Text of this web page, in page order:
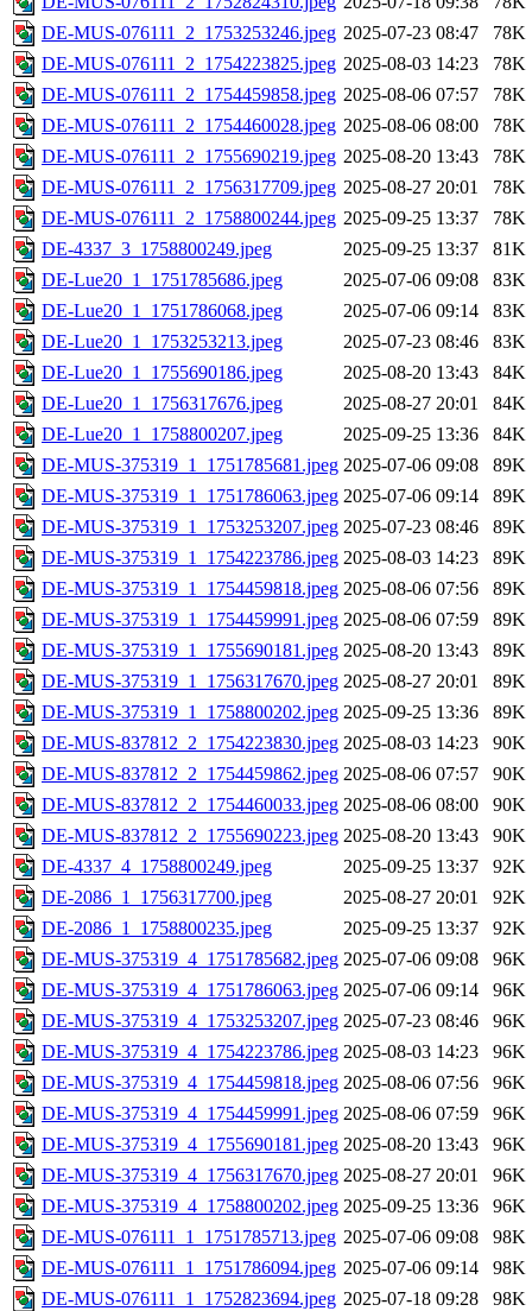
DE-MUS-076111_2_1753253246.jpeg 2025-07-23 08:47
78K
DE-MUS-076111_2_1754223825.jpeg 2025-08-03 14:23
78K
DE-MUS-076111_2_1754459858.jpeg 2025-08-06 07:57
78K
DE-MUS-076111_2_1754460028.jpeg 2025-08-06 08:00
78K
DE-MUS-076111_2_1755690219.jpeg 2025-08-20 13:43
78K
DE-MUS-076111_2_1756317709.jpeg 2025-08-27 20:01
78K
DE-MUS-076111_2_1758800244.jpeg 2025-09-25 13:37
78K
DE-4337_3_1758800249.jpeg
2025-09-25 13:37
81K
DE-Lue20_1_1751785686.jpeg
2025-07-06 09:08
83K
DE-Lue20_1_1751786068.jpeg
2025-07-06 09:14
83K
DE-Lue20_1_1753253213.jpeg
2025-07-23 08:46
83K
DE-Lue20_1_1755690186.jpeg
2025-08-20 13:43
84K
DE-Lue20_1_1756317676.jpeg
2025-08-27 20:01
84K
DE-Lue20_1_1758800207.jpeg
2025-09-25 13:36
84K
DE-MUS-375319_1_1751785681.jpeg 2025-07-06 09:08
89K
DE-MUS-375319_1_1751786063.jpeg 2025-07-06 09:14
89K
DE-MUS-375319_1_1753253207.jpeg 2025-07-23 08:46
89K
DE-MUS-375319_1_1754223786.jpeg 2025-08-03 14:23
89K
DE-MUS-375319_1_1754459818.jpeg 2025-08-06 07:56
89K
DE-MUS-375319_1_1754459991.jpeg 2025-08-06 07:59
89K
DE-MUS-375319_1_1755690181.jpeg 2025-08-20 13:43
89K
DE-MUS-375319_1_1756317670.jpeg 2025-08-27 20:01
89K
DE-MUS-375319_1_1758800202.jpeg 2025-09-25 13:36
89K
DE-MUS-837812_2_1754223830.jpeg 2025-08-03 14:23
90K
DE-MUS-837812_2_1754459862.jpeg 2025-08-06 07:57
90K
DE-MUS-837812_2_1754460033.jpeg 2025-08-06 08:00
90K
DE-MUS-837812_2_1755690223.jpeg 2025-08-20 13:43
90K
DE-4337_4_1758800249.jpeg
2025-09-25 13:37
92K
DE-2086_1_1756317700.jpeg
2025-08-27 20:01
92K
DE-2086_1_1758800235.jpeg
2025-09-25 13:37
92K
DE-MUS-375319_4_1751785682.jpeg 2025-07-06 09:08
96K
DE-MUS-375319_4_1751786063.jpeg 2025-07-06 09:14
96K
DE-MUS-375319_4_1753253207.jpeg 2025-07-23 08:46
96K
DE-MUS-375319_4_1754223786.jpeg 2025-08-03 14:23
96K
DE-MUS-375319_4_1754459818.jpeg 2025-08-06 07:56
96K
DE-MUS-375319_4_1754459991.jpeg 2025-08-06 07:59
96K
DE-MUS-375319_4_1755690181.jpeg 2025-08-20 13:43
96K
DE-MUS-375319_4_1756317670.jpeg 2025-08-27 20:01
96K
DE-MUS-375319_4_1758800202.jpeg 2025-09-25 13:36
96K
DE-MUS-076111_1_1751785713.jpeg 2025-07-06 09:08
98K
DE-MUS-076111_1_1751786094.jpeg 2025-07-06 09:14
98K
DE-MUS-076111_1_1752823694.jpeg 2025-07-18 09:28
98K